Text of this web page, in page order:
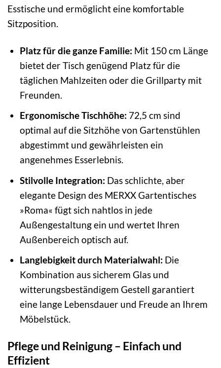
Esstische und ermöglicht eine komfortable
Sitzposition.
Platz für die ganze Familie: Mit 150 cm Länge
bietet der Tisch genügend Platz für die
täglichen Mahlzeiten oder die Grillparty mit
Freunden.
Ergonomische Tischhöhe: 72,5 cm sind
optimal auf die Sitzhöhe von Gartenstühlen
abgestimmt und gewährleisten ein
angenehmes Esserlebnis.
Stilvolle Integration: Das schlichte, aber
elegante Design des MERXX Gartentisches
»Roma« fügt sich nahtlos in jede
Außengestaltung ein und wertet Ihren
Außenbereich optisch auf.
Langlebigkeit durch Materialwahl: Die
Kombination aus sicherem Glas und
witterungsbeständigem Gestell garantiert
eine lange Lebensdauer und Freude an Ihrem
Möbelstück.
Pflege und Reinigung – Einfach und
Effizient